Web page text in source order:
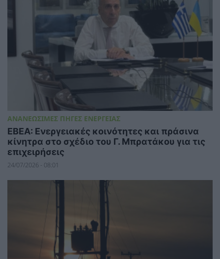
ΑΝΑΝΕΩΣΙΜΕΣ ΠΗΓΕΣ ΕΝΕΡΓΕΙΑΣ
ΕΒΕΑ: Ενεργειακές κοινότητες και πράσινα
κίνητρα στο σχέδιο του Γ. Μπρατάκου για τις
επιχειρήσεις
24/07/2026 - 08:01